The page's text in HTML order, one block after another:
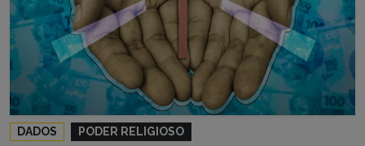
DADOS PODER RELIGIOSO